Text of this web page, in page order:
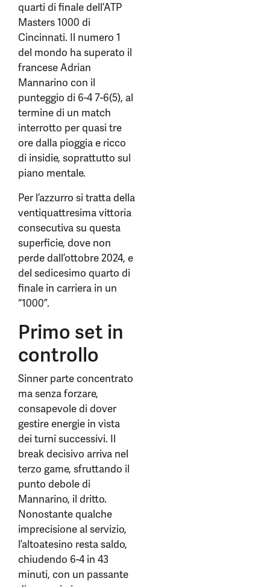
quarti di finale dell’ATP
Masters 1000 di
Cincinnati. Il numero 1
del mondo ha superato il
francese Adrian
Mannarino con il
punteggio di 6-4 7-6(5), al
termine di un match
interrotto per quasi tre
ore dalla pioggia e ricco
di insidie, soprattutto sul
piano mentale.
Per l’azzurro si tratta della
ventiquattresima vittoria
consecutiva su questa
superficie, dove non
perde dall’ottobre 2024, e
del sedicesimo quarto di
finale in carriera in un
“1000”.
Primo set in
controllo
Sinner parte concentrato
ma senza forzare,
consapevole di dover
gestire energie in vista
dei turni successivi. Il
break decisivo arriva nel
terzo game, sfruttando il
punto debole di
Mannarino, il dritto.
Nonostante qualche
imprecisione al servizio,
l’altoatesino resta saldo,
chiudendo 6-4 in 43
minuti, con un passante